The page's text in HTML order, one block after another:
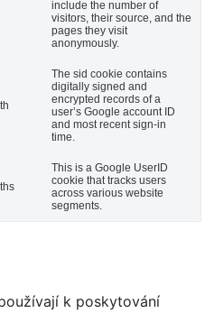
include the number of
visitors, their source, and the
pages they visit
anonymously.
The sid cookie contains
digitally signed and
encrypted records of a
user’s Google account ID
and most recent sign-in
time.
This is a Google UserID
cookie that tracks users
across various website
segments.
k poskytování